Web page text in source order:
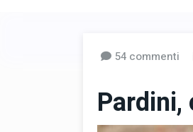
54 commenti